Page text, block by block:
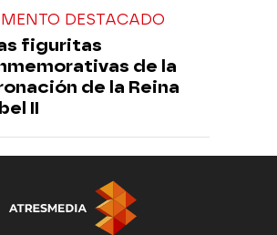
DESTACADO
figuritas
de la
de la Reina
II